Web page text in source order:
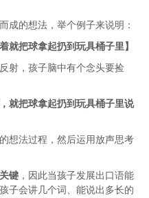
成的想法，举个例子来说明：
就把球拿起扔到玩具桶子里】
射，孩子脑中有个念头要捡
就把球拿起扔到玩具桶子里说
想法过程，然后运用放声思考
键 ，因此当孩子发展出口语能
子会讲几个词、能说出多长的